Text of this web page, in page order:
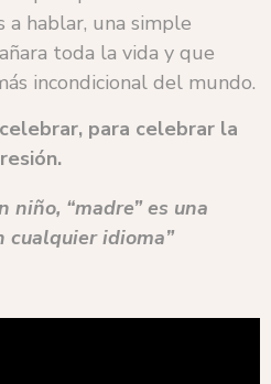
a hablar, una simple
toda la vida y que
incondicional del mundo.
para celebrar la
niño, “madre” es una
cualquier idioma”